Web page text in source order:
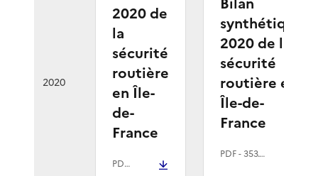
2020
2020 de
la
sécurité
routière
en Île-
de-
France
PDF- 5.6 Mio
synthétique
2020 de la
sécurité
routière en
Île-de-
France
PDF- 353.6 kio